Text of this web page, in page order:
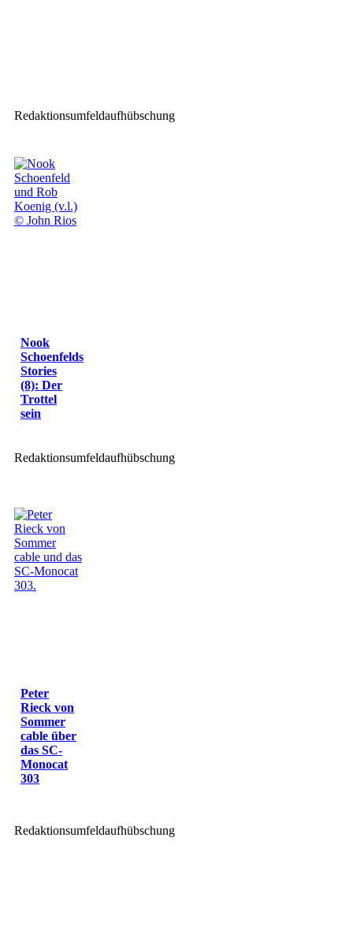
Redaktionsumfeldaufhübschung
Nook
Schoenfelds
Stories
(8): Der
Trottel
sein
Redaktionsumfeldaufhübschung
Peter
Rieck von
Sommer
cable über
das SC-
Monocat
303
Redaktionsumfeldaufhübschung